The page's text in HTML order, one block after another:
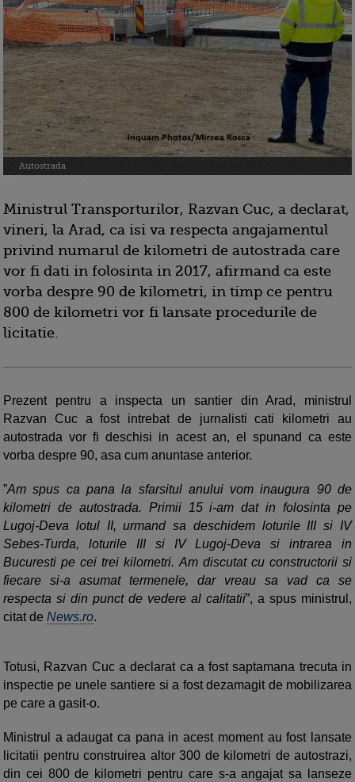
Autostrada
Ministrul Transporturilor, Razvan Cuc, a declarat,
vineri, la Arad, ca isi va respecta angajamentul
privind numarul de kilometri de autostrada care
vor fi dati in folosinta in 2017, afirmand ca este
vorba despre 90 de kilometri, in timp ce pentru
800 de kilometri vor fi lansate procedurile de
licitatie.
Prezent pentru a inspecta un santier din Arad, ministrul
Razvan Cuc a fost intrebat de jurnalisti cati kilometri au
autostrada vor fi deschisi in acest an, el spunand ca este
vorba despre 90, asa cum anuntase anterior.
”Am spus ca pana la sfarsitul anului vom inaugura 90 de
kilometri de autostrada. Primii 15 i-am dat in folosinta pe
Lugoj-Deva lotul II, urmand sa deschidem loturile III si IV
Sebes-Turda, loturile III si IV Lugoj-Deva si intrarea in
Bucuresti pe cei trei kilometri. Am discutat cu constructorii si
fiecare si-a asumat termenele, dar vreau sa vad ca se
respecta si din punct de vedere al calitatii”, a spus ministrul,
citat de News.ro.
Totusi, Razvan Cuc a declarat ca a fost saptamana trecuta in
inspectie pe unele santiere si a fost dezamagit de mobilizarea
pe care a gasit-o.
Ministrul a adaugat ca pana in acest moment au fost lansate
licitatii pentru construirea altor 300 de kilometri de autostrazi,
din cei 800 de kilometri pentru care s-a angajat sa lanseze